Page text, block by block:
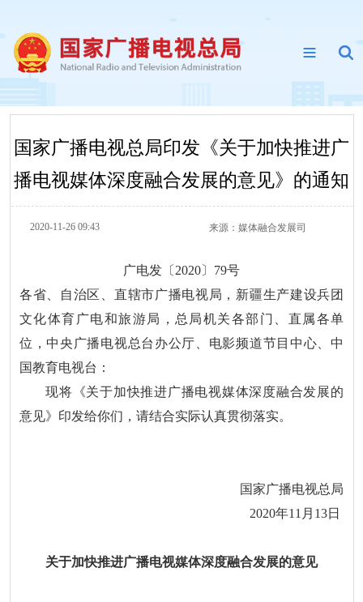
国家广播电视总局印发《关于加快推进广
播电视媒体深度融合发展的意见》的通知
2020-11-26 09:43 来源： 媒体融合发展司
广电发〔2020〕79号
各省、自治区、直辖市广播电视局，新疆生产建设兵团
文化体育广电和旅游局，总局机关各部门、直属各单
位，中央广播电视总台办公厅、电影频道节目中心、中
国教育电视台：
现将《关于加快推进广播电视媒体深度融合发展的
意见》印发给你们，请结合实际认真贯彻落实。
国家广播电视总局
2020年11月13日
关于加快推进广播电视媒体深度融合发展的意见